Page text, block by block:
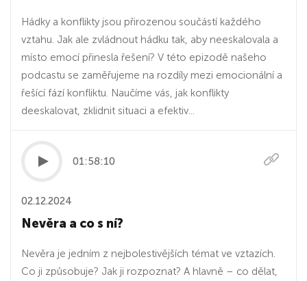
Hádky a konflikty jsou přirozenou součástí každého
vztahu. Jak ale zvládnout hádku tak, aby neeskalovala a
místo emocí přinesla řešení? V této epizodě našeho
podcastu se zaměřujeme na rozdíly mezi emocionální a
řešící fází konfliktu. Naučíme vás, jak konflikty
deeskalovat, zklidnit situaci a efektiv...
01:58:10
02.12.2024
Nevěra a co s ní?
Nevěra je jedním z nejbolestivějších témat ve vztazích.
Co ji způsobuje? Jak ji rozpoznat? A hlavně – co dělat,